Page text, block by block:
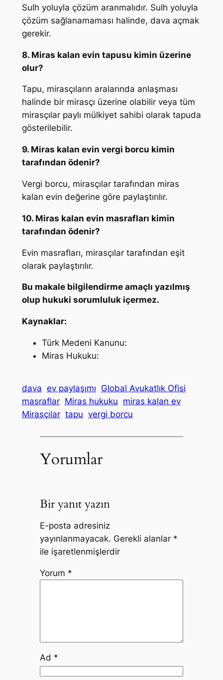
Sulh yoluyla çözüm aranmalıdır. Sulh yoluyla
çözüm sağlanamaması halinde, dava açmak
gerekir.
8. Miras kalan evin tapusu kimin üzerine
olur?
Tapu, mirasçıların aralarında anlaşması
halinde bir mirasçı üzerine olabilir veya tüm
mirasçılar paylı mülkiyet sahibi olarak tapuda
gösterilebilir.
9. Miras kalan evin vergi borcu kimin
tarafından ödenir?
Vergi borcu, mirasçılar tarafından miras
kalan evin değerine göre paylaştırılır.
10. Miras kalan evin masrafları kimin
tarafından ödenir?
Evin masrafları, mirasçılar tarafından eşit
olarak paylaştırılır.
Bu makale bilgilendirme amaçlı yazılmış
olup hukuki sorumluluk içermez.
Kaynaklar:
Türk Medeni Kanunu:
Miras Hukuku:
dava ev paylaşımı Global Avukatlık Ofisi
masraflar Miras hukuku miras kalan ev
Mirasçılar tapu vergi borcu
Yorumlar
Bir yanıt yazın
E-posta adresiniz
yayınlanmayacak. Gerekli alanlar *
ile işaretlenmişlerdir
Yorum *
Ad *